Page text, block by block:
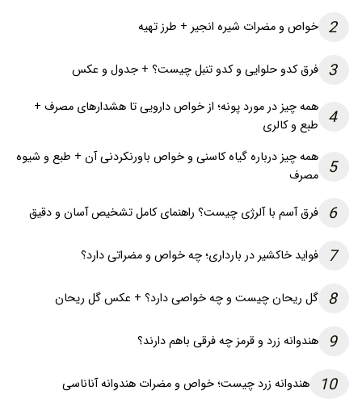
2 خواص و مضرات شیره انجیر + طرز تهیه
3 فرق کدو حلوایی و کدو تنبل چیست؟ + جدول و عکس
4 همه چیز در مورد پونه؛ از خواص دارویی تا هشدارهای مصرف +
طبع و کالری
5
همه چیز درباره گیاه کاسنی و خواص باورنکردنی آن + طبع و شیوه
مصرف
6 فرق آسم با آلرژی چیست؟ راهنمای کامل تشخیص آسان و دقیق
7 فواید خاکشیر در بارداری؛ چه خواص و مضراتی دارد؟
8 گل ریحان چیست و چه خواصی دارد؟ + عکس گل ریحان
9 هندوانه زرد و قرمز چه فرقی باهم دارند؟
10 هندوانه زرد چیست؛ خواص و مضرات هندوانه آناناسی